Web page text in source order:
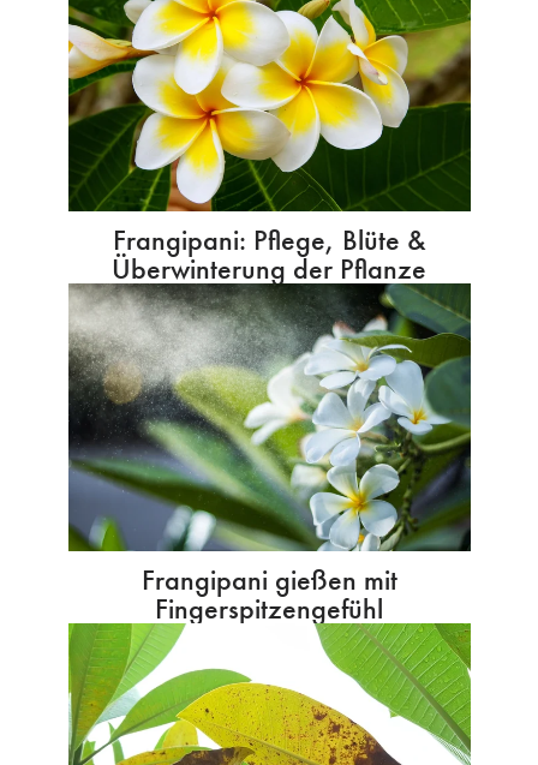
Frangipani: Pflege, Blüte &
Überwinterung der Pflanze
Frangipani gießen mit
Fingerspitzengefühl